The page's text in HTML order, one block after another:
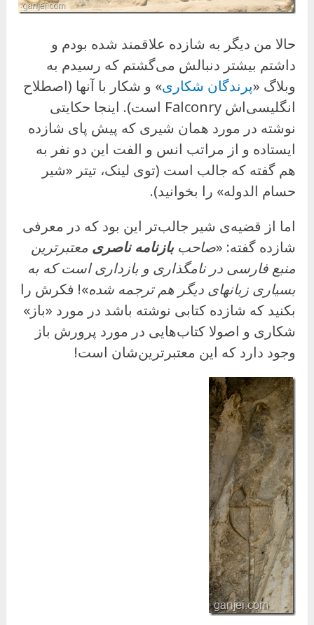
حالا من دیگر به شازده علاقمند شده بودم و
داشتم بیشتر دنبالش می‌گشتم که رسیدم به
وبلاگ «پرندگان شکاری» و شکار با آنها (اصطلاح
انگلیسی‌اش Falconry است). اینجا حکایتی
نوشته در مورد همان شیری که پیش پای شازده
ایستاده و از مراتب انس و الفت این دو نفر به
هم گفته که جالب است (توی لینک، تیتر «شیر
حسام الدوله» را بخوانید).
اما از قضیه‌ی شیر جالب‌تر این بود که در معرفی
شازده گفته: «صاحببازنامه ناصری معتبرترین
منبع فارسی در نامگذاری و بازداری است که به
بسیاری زبانهای دیگر هم ترجمه شده»! فکرش را
بکنید که شازده کتابی نوشته باشد در مورد «باز»
شکاری و اصولا کتاب‌هایی در مورد پرورش باز
وجود دارد که این معتبرترین‌شان است!